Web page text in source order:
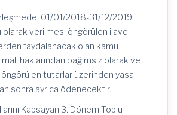
01/01/2018-31/12/2019
verilmesi öngörülen ilave
faydalanacak olan kamu
haklarından bağımsız olarak ve
tutarlar üzerinden yasal
sonra ayrıca ödenecektir.
Kapsayan 3. Dönem Toplu